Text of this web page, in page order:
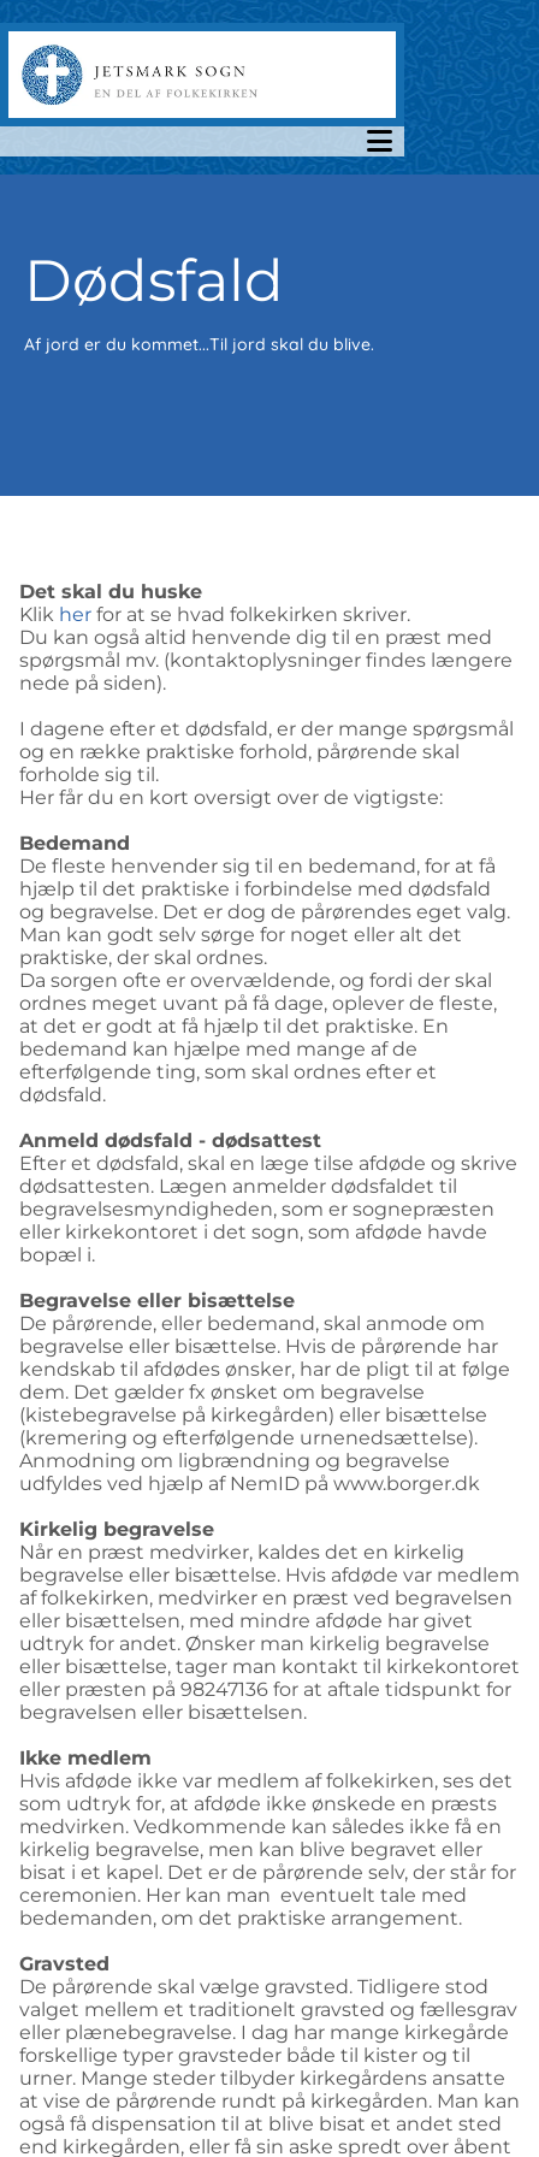
Dødsfald
Af jord er du kommet...Til jord skal du blive.
Det skal du huske
Klik her for at se hvad folkekirken skriver.
Du kan også altid henvende dig til en præst med
spørgsmål mv. (kontaktoplysninger findes længere
nede på siden).
I dagene efter et dødsfald, er der mange spørgsmål
og en række praktiske forhold, pårørende skal
forholde sig til.
Her får du en kort oversigt over de vigtigste:
Bedemand
De fleste henvender sig til en bedemand, for at få
hjælp til det praktiske i forbindelse med dødsfald
og begravelse. Det er dog de pårørendes eget valg.
Man kan godt selv sørge for noget eller alt det
praktiske, der skal ordnes.
Da sorgen ofte er overvældende, og fordi der skal
ordnes meget uvant på få dage, oplever de fleste,
at det er godt at få hjælp til det praktiske. En
bedemand kan hjælpe med mange af de
efterfølgende ting, som skal ordnes efter et
dødsfald.
Anmeld dødsfald - dødsattest
Efter et dødsfald, skal en læge tilse afdøde og skrive
dødsattesten. Lægen anmelder dødsfaldet til
begravelsesmyndigheden, som er sognepræsten
eller kirkekontoret i det sogn, som afdøde havde
bopæl i.
Begravelse eller bisættelse
De pårørende, eller bedemand, skal anmode om
begravelse eller bisættelse. Hvis de pårørende har
kendskab til afdødes ønsker, har de pligt til at følge
dem. Det gælder fx ønsket om begravelse
(kistebegravelse på kirkegården) eller bisættelse
(kremering og efterfølgende urnenedsættelse).
Anmodning om ligbrændning og begravelse
udfyldes ved hjælp af NemID på www.borger.dk
Kirkelig begravelse
Når en præst medvirker, kaldes det en kirkelig
begravelse eller bisættelse. Hvis afdøde var medlem
af folkekirken, medvirker en præst ved begravelsen
eller bisættelsen, med mindre afdøde har givet
udtryk for andet. Ønsker man kirkelig begravelse
eller bisættelse, tager man kontakt til kirkekontoret
eller præsten på 98247136 for at aftale tidspunkt for
begravelsen eller bisættelsen.
Ikke medlem
Hvis afdøde ikke var medlem af folkekirken, ses det
som udtryk for, at afdøde ikke ønskede en præsts
medvirken. Vedkommende kan således ikke få en
kirkelig begravelse, men kan blive begravet eller
bisat i et kapel. Det er de pårørende selv, der står for
ceremonien. Her kan man eventuelt tale med
bedemanden, om det praktiske arrangement.
Gravsted
De pårørende skal vælge gravsted. Tidligere stod
valget mellem et traditionelt gravsted og fællesgrav
eller plænebegravelse. I dag har mange kirkegårde
forskellige typer gravsteder både til kister og til
urner. Mange steder tilbyder kirkegårdens ansatte
at vise de pårørende rundt på kirkegården. Man kan
også få dispensation til at blive bisat et andet sted
end kirkegården, eller få sin aske spredt over åbent